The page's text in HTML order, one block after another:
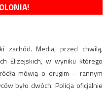
zachód. Media, przed chwilą,
Elizejskich, w wyniku którego
mówią o drugim – rannym
było dwóch. Policja oficjalnie